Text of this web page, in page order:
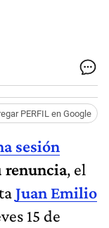
PERFIL en Google
sesión
renuncia, el
Juan Emilio
15 de